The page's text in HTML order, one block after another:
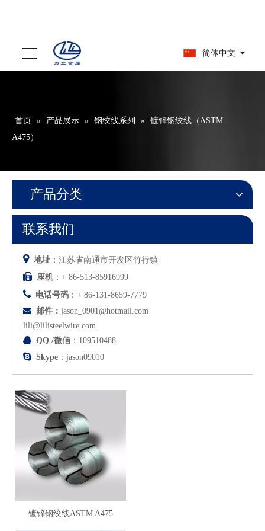
简体中文
首页 » 产品展示 » 钢绞线系列 » 镀锌钢绞线（ASTM
A475）
产品分类
联系我们
 地址 ：江苏省南通市开发区竹行镇
 座机：+ 86-513-85916999
 电话号码 ：+ 86-131-8659-7779
 邮件： jason_0901@hotmail.com
lili@lilisteelwire.com
 QQ /微信 ： 109510488
 Skype ：jason09010
镀锌钢绞线ASTM A475